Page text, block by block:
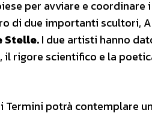
per avviare e coordinare
di due importanti scultori,
Stelle.I due artisti hanno
rigore scientifico e la
potrà contemplare